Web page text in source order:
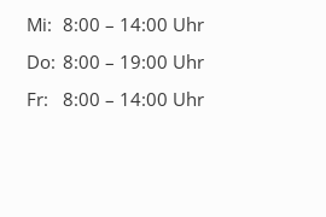
Mi: 8:00 – 14:00 Uhr
Do: 8:00 – 19:00 Uhr
Fr:
8:00 – 14:00 Uhr